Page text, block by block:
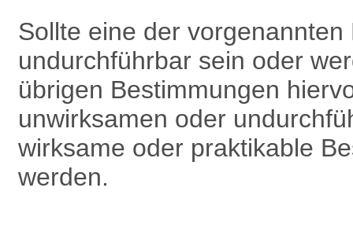
Sollte eine der
undurchführbar sein oder
übrigen Bestimmungen
unwirksamen oder
wirksame oder praktikable
werden.